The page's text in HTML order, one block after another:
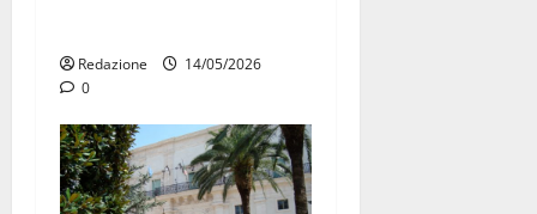
Redazione
14/05/2026
0